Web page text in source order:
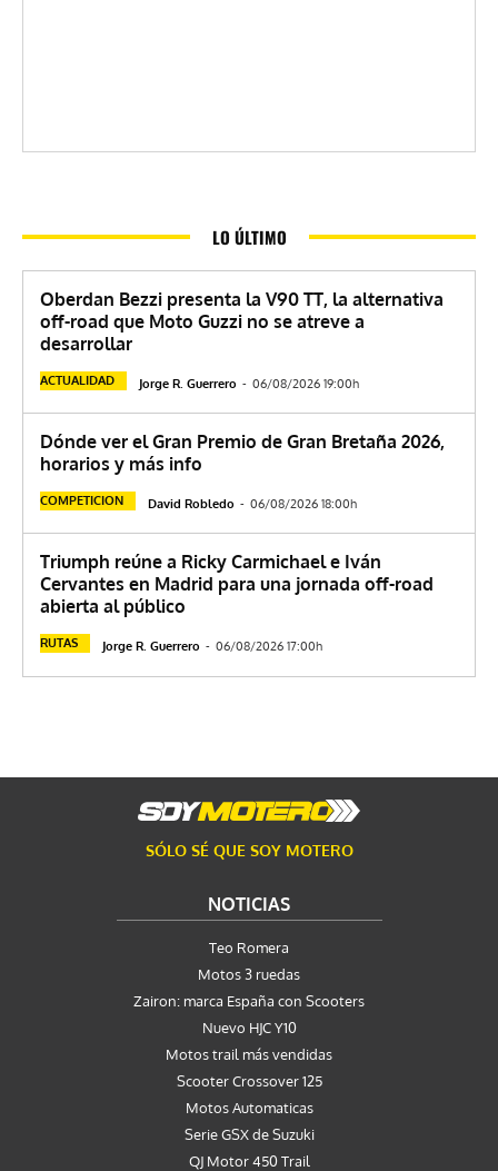
LO ÚLTIMO
Oberdan Bezzi presenta la V90 TT, la alternativa
off-road que Moto Guzzi no se atreve a
desarrollar
ACTUALIDAD Jorge R. Guerrero - 06/08/2026 19:00h
Dónde ver el Gran Premio de Gran Bretaña 2026,
horarios y más info
COMPETICION David Robledo - 06/08/2026 18:00h
Triumph reúne a Ricky Carmichael e Iván
Cervantes en Madrid para una jornada off-road
abierta al público
RUTAS Jorge R. Guerrero - 06/08/2026 17:00h
SÓLO SÉ QUE SOY MOTERO
NOTICIAS
Teo Romera
Motos 3 ruedas
Zairon: marca España con Scooters
Nuevo HJC Y10
Motos trail más vendidas
Scooter Crossover 125
Motos Automaticas
Serie GSX de Suzuki
QJ Motor 450 Trail